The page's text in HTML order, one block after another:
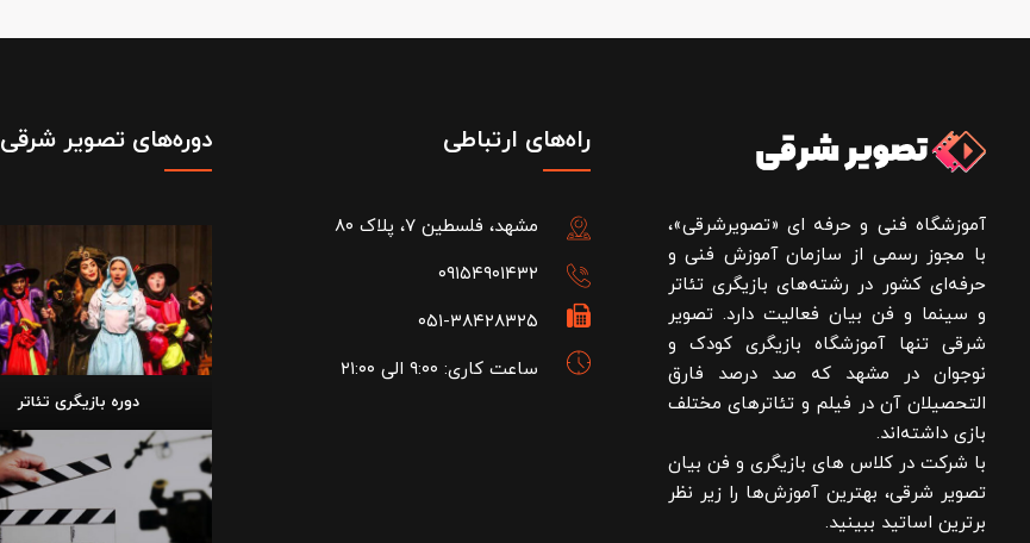
آموزشگاه فنی و حرفه ای «تصویرشرقی»،
با مجوز رسمی از سازمان آموزش فنی و
حرفه‌ای کشور در رشته‌های بازیگری تئاتر
و سینما و فن بیان فعالیت دارد. تصویر
شرقی تنها آموزشگاه بازیگری کودک و
نوجوان در مشهد که صد درصد فارق
التحصیلان آن در فیلم و تئاترهای مختلف
بازی داشته‌اند.
با شرکت در کلاس های بازیگری و فن بیان
تصویر شرقی، بهترین آموزش‌ها را زیر نظر
برترین اساتید ببینید.
راه‌های ارتباطی
مشهد، فلسطین ۷، پلاک ۸۰
۰۹۱۵۴۹۰۱۴۳۲
۰۵۱-۳۸۴۲۸۳۲۵
ساعت کاری: ۹:۰۰ الی ۲۱:۰۰
دوره‌های تصویر شرقی
دوره بازیگری تئاتر